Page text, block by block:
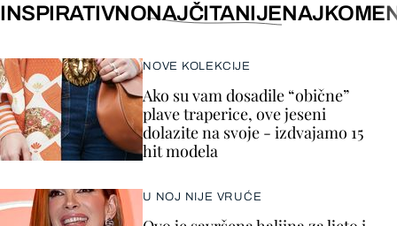
INSPIRATIVNONAJČITANIJE
NOVE KOLEKCIJE
Ako su vam dosadile “obične”
plave traperice, ove jeseni
dolazite na svoje - izdvajamo 15
hit modela
U NOJ NIJE VRUĆE